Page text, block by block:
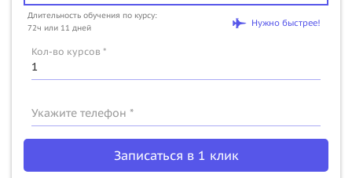
Длительность обучения по курсу:
72ч или 11 дней
Нужно быстрее!
Кол-во курсов *
Укажите телефон *
Записаться в 1 клик